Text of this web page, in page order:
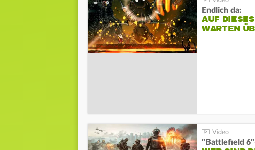
Endlich da:
AUF
WARTEN